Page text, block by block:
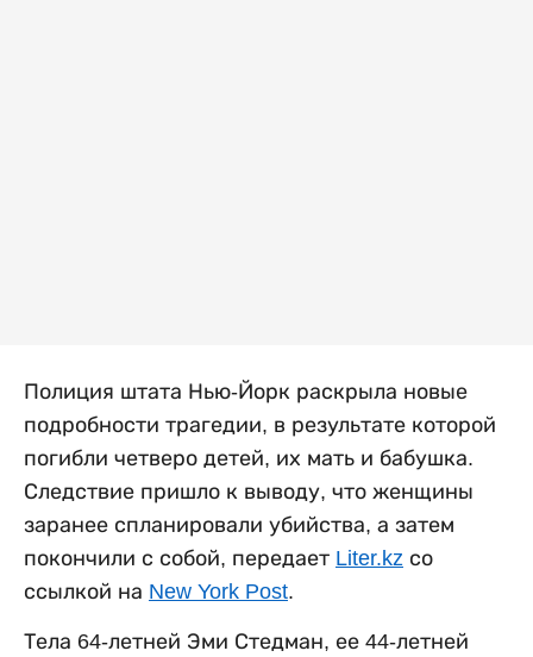
Полиция штата Нью-Йорк раскрыла новые
подробности трагедии, в результате которой
погибли четверо детей, их мать и бабушка.
Следствие пришло к выводу, что женщины
заранее спланировали убийства, а затем
покончили с собой, передает Liter.kz со
ссылкой на New York Post.
Тела 64-летней Эми Стедман, ее 44-летней